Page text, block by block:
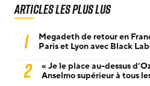
Articles les plus lus
1
Megadeth de retour en
Paris et Lyon avec Black
2
« Je le place au-dessus
Anselmo supérieur à tous